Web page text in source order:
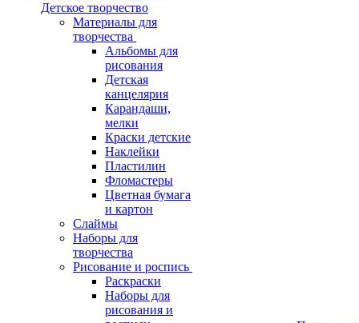
Детское творчество
Материалы для
творчества
Альбомы для
рисования
Детская
канцелярия
Карандаши,
мелки
Краски детские
Наклейки
Пластилин
Фломастеры
Цветная бумага
и картон
Слаймы
Наборы для
творчества
Рисование и роспись
Раскраски
Наборы для
рисования и